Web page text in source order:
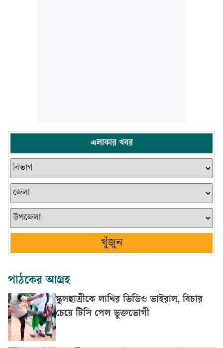
এলাকার খবর
খুঁজুন
পাঠকের আগ্রহ
স্কুলছাত্রীকে লাথির ভিডিও ভাইরাল, বিচার
চেয়ে টিসি পেল ভুক্তভোগী